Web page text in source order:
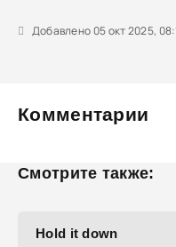
Добавлено 05 окт 2025,
Комментарии
Смотрите также:
Hold it down